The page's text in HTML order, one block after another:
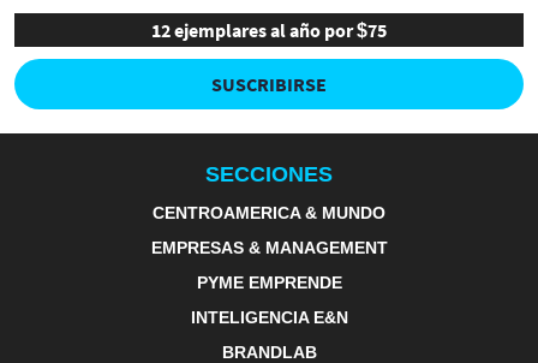
12 ejemplares al año por $75
SUSCRIBIRSE
SECCIONES
CENTROAMERICA & MUNDO
EMPRESAS & MANAGEMENT
PYME EMPRENDE
INTELIGENCIA E&N
BRANDLAB